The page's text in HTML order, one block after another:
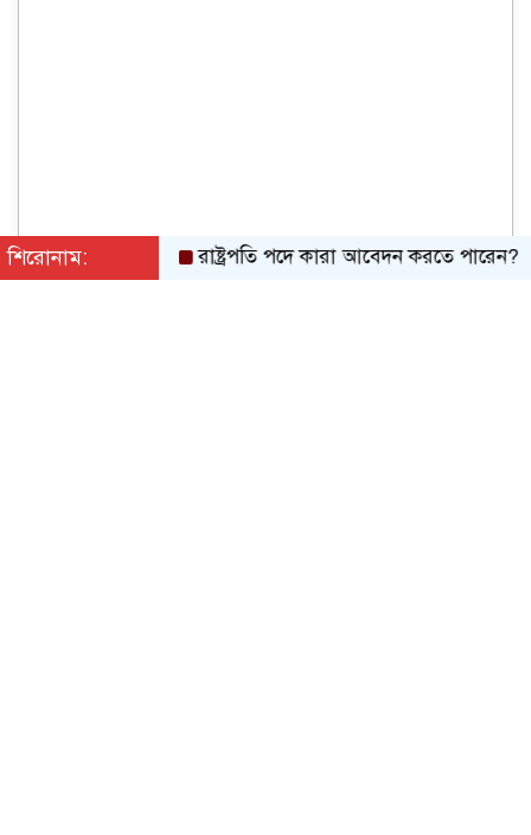
শিরোনাম: রাষ্ট্রপতি পদে কারা আবেদন করতে পারেন? যেসব